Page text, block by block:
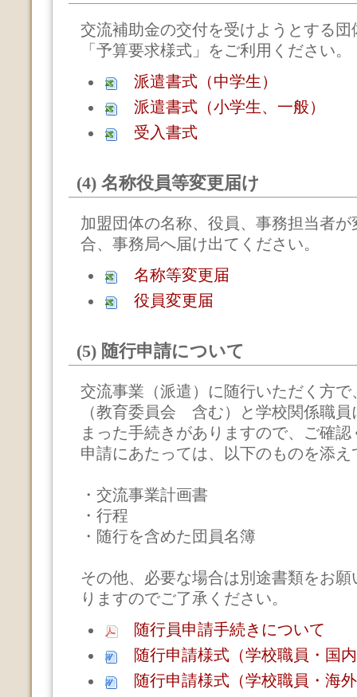
交流補助金の交付を受けようとする団
「予算要求様式」をご利用ください。
派遣書式（中学生）
派遣書式（小学生、一般）
受入書式
(4) 名称役員等変更届け
加盟団体の名称、役員、事務担当者が
合、事務局へ届け出てください。
名称等変更届
役員変更届
(5) 随行申請について
交流事業（派遣）に随行いただく方で
（教育委員会 含む）と学校関係職員
まった手続きがありますので、ご確認
申請にあたっては、以下のものを添え
・交流事業計画書
・行程
・随行を含めた団員名簿
その他、必要な場合は別途書類をお願
りますのでご了承ください。
随行員申請手続きについて
随行申請様式（学校職員・国
随行申請様式（学校職員・海